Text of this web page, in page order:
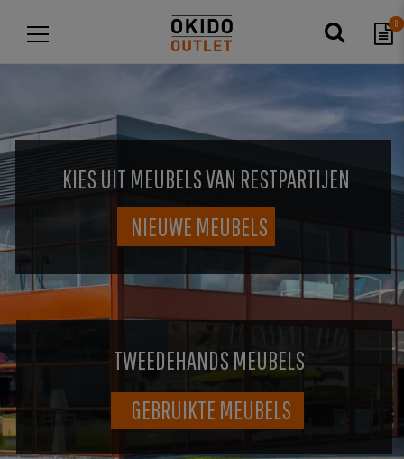
0
KIES UIT MEUBELS VAN RESTPARTIJEN
NIEUWE MEUBELS
TWEEDEHANDS MEUBELS
GEBRUIKTE MEUBELS